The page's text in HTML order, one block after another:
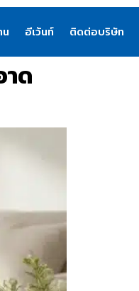
อีเว้นท์ ติดต่อบริษัท
าด